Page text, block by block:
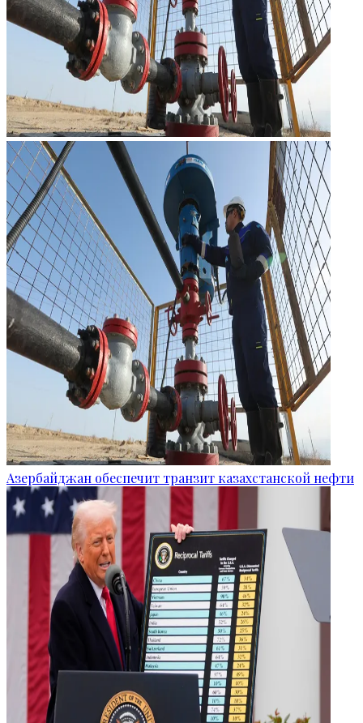
Азербайджан обеспечит транзит казахстанской нефти